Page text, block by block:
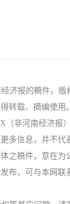
济报的稿件，
转载、摘编使用。
（非河南经济报
多信息，并不代
之稿件，意在为
布，可与本网联